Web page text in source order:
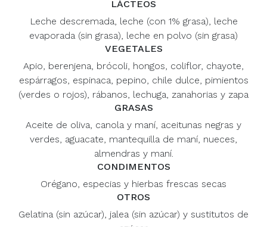
LÁCTEOS
Leche descremada, leche (con 1% grasa), leche
evaporada (sin grasa), leche en polvo (sin grasa)
VEGETALES
Apio, berenjena, brócoli, hongos, coliflor, chayote,
espárragos, espinaca, pepino, chile dulce, pimientos
(verdes o rojos), rábanos, lechuga, zanahorias y zapa
GRASAS
Aceite de oliva, canola y maní, aceitunas negras y
verdes, aguacate, mantequilla de maní, nueces,
almendras y maní.
CONDIMENTOS
Orégano, especias y hierbas frescas secas
OTROS
Gelatina (sin azúcar), jalea (sin azúcar) y sustitutos de